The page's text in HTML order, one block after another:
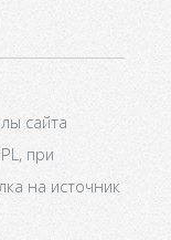
сайта
при
на источник